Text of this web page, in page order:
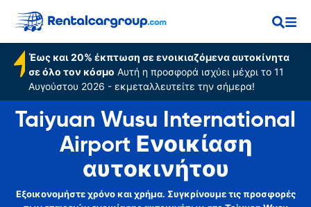
Έως και 20% έκπτωση σε ενοικιαζόμενα αυτοκίνητα
σε όλο τον κόσμο Αυτή η προσφορά ισχύει μέχρι το 11
Αυγούστου 2026 - εκμεταλλευτείτε την σήμερα!
Taiyuan Wusu International
Airport Ενοικίαση
αυτοκινήτου
Εξοικονομήστε χρόνο και χρήμα. Συγκρίνουμε τις προσφορές